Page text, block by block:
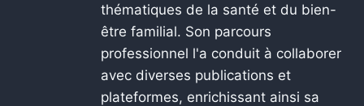
thématiques de la santé et du bien-
être familial. Son parcours
professionnel l'a conduit à collaborer
avec diverses publications et
plateformes, enrichissant ainsi sa